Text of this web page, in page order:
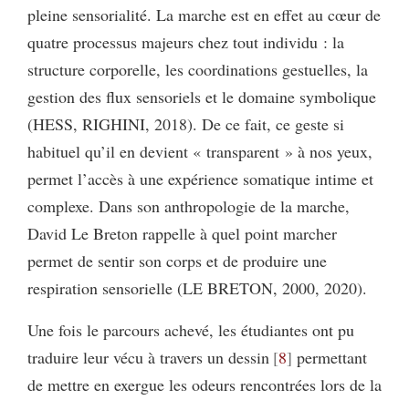
pleine sensorialité. La marche est en effet au cœur de
quatre processus majeurs chez tout individu : la
structure corporelle, les coordinations gestuelles, la
gestion des flux sensoriels et le domaine symbolique
(HESS, RIGHINI, 2018). De ce fait, ce geste si
habituel qu’il en devient « transparent » à nos yeux,
permet l’accès à une expérience somatique intime et
complexe. Dans son anthropologie de la marche,
David Le Breton rappelle à quel point marcher
permet de sentir son corps et de produire une
respiration sensorielle (LE BRETON, 2000, 2020).
Une fois le parcours achevé, les étudiantes ont pu
traduire leur vécu à travers un dessin 8 permettant
de mettre en exergue les odeurs rencontrées lors de la